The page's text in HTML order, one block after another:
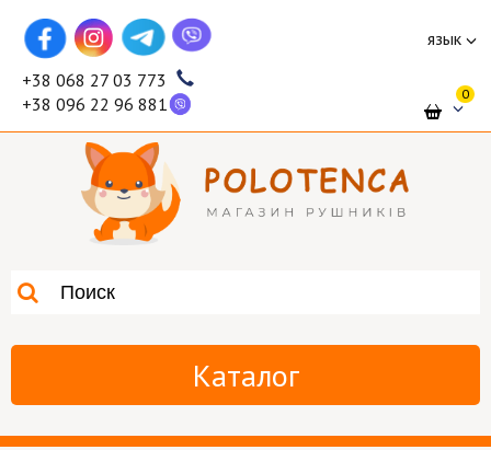
язык
+38 068 27 03 773
+38 096 22 96 881
0
Каталог